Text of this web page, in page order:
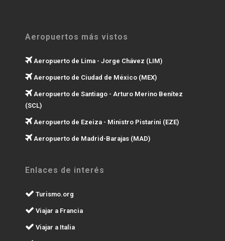
Aeropuertos más vistos
Aeropuerto de Lima - Jorge Chávez (LIM)
Aeropuerto de Ciudad de México (MEX)
Aeropuerto de Santiago - Arturo Merino Benítez
(SCL)
Aeropuerto de Ezeiza - Ministro Pistarini (EZE)
Aeropuerto de Madrid-Barajas (MAD)
Enlaces de interés
Turismo.org
Viajar a Francia
Viajar a Italia